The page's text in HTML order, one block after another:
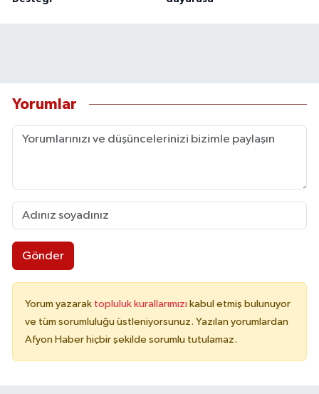
Yorumlar
Gönder
Yorum yazarak topluluk kurallarımızı kabul etmiş bulunuyor
ve tüm sorumluluğu üstleniyorsunuz. Yazılan yorumlardan
Afyon Haber hiçbir şekilde sorumlu tutulamaz.